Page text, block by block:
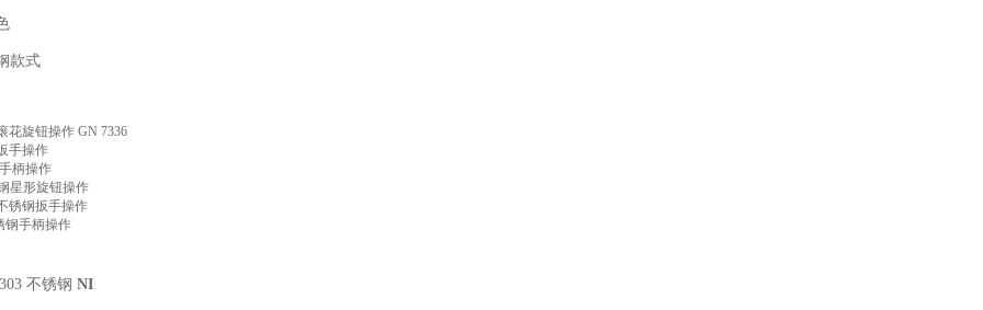
款式
花旋钮操作 GN 7336
手操作
柄操作
星形旋钮操作
锈钢扳手操作
钢手柄操作
不锈钢 NI